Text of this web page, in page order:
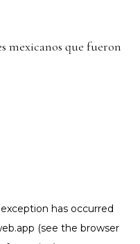
mexicanos que fueron